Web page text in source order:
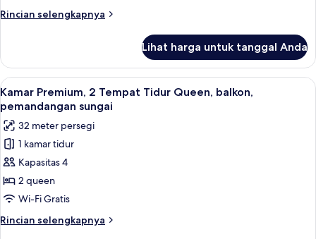
King
Rincian selengkapnya
Rincian
Suite,
Tempat
Tidur
King
(Anchor)
Lihat harga untuk tanggal Anda
Lihat
semua
foto
untuk
Kamar
Premium,
2
Tempat
Tidur
Queen,
1 kamar tidur, seprai katun Mesir,
3
Kamar Premium, 2 Tempat Tidur Queen, balkon,
pemandangan sungai
32 meter persegi
1 kamar tidur
Kapasitas 4
2 queen
Wi-Fi Gratis
Rincian selengkapnya
Rincian